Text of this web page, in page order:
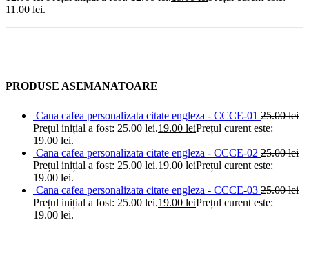
11.00 lei.
PRODUSE ASEMANATOARE
Cana cafea personalizata citate engleza - CCCE-01 25.00lei
Prețul inițial a fost: 25.00 lei.19.00 leiPrețul curent este:
19.00 lei.
Cana cafea personalizata citate engleza - CCCE-02 25.00lei
Prețul inițial a fost: 25.00 lei.19.00 leiPrețul curent este:
19.00 lei.
Cana cafea personalizata citate engleza - CCCE-03 25.00lei
Prețul inițial a fost: 25.00 lei.19.00 leiPrețul curent este:
19.00 lei.